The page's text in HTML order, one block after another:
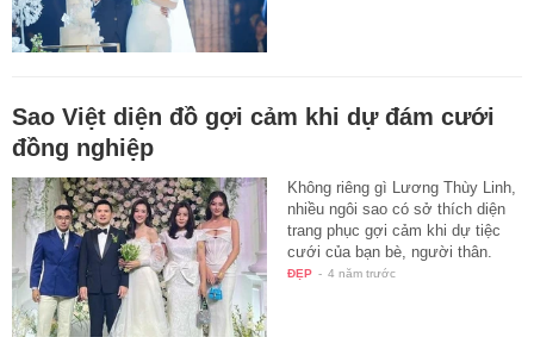
Sao Việt diện đồ gợi cảm khi dự đám cưới
đồng nghiệp
Không riêng gì Lương Thùy Linh,
nhiều ngôi sao có sở thích diện
trang phục gợi cảm khi dự tiệc
cưới của bạn bè, người thân.
ĐẸP - 4 năm trước